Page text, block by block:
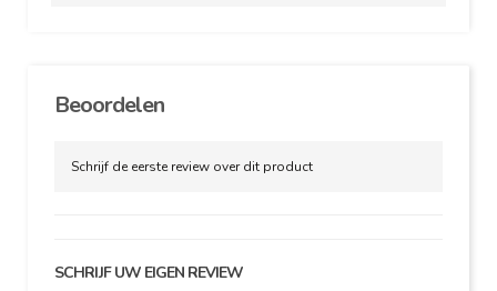
Beoordelen
Schrijf de eerste review over dit product
SCHRIJF UW EIGEN REVIEW